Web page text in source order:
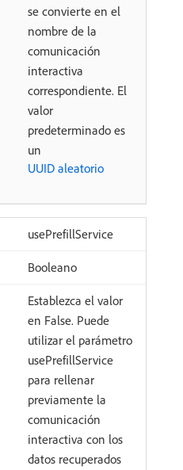
se convierte en el
nombre de la
comunicación
interactiva
correspondiente. El
valor
predeterminado es
un
UUID aleatorio
usePrefillService
Booleano
Establezca el valor
en False. Puede
utilizar el parámetro
usePrefillService
para rellenar
previamente la
comunicación
interactiva con los
datos recuperados